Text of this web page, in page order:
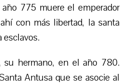
775 muere el emperador
con más libertad, la santa
esclavos.
su hermano, en el año 780.
Antusa que se asocie al